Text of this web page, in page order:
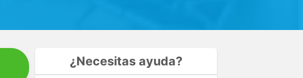
¿Necesitas ayuda?